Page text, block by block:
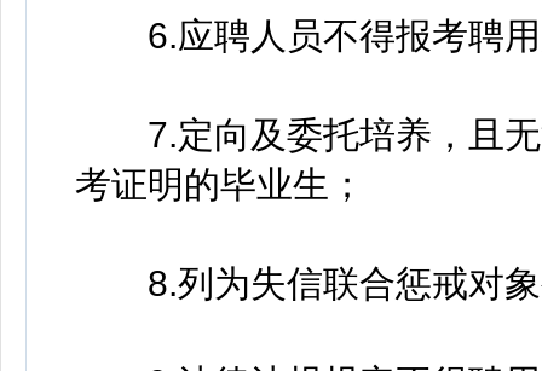
6.应聘人员不得报考聘用
7.定向及委托培养，且无
考证明的毕业生；
8.列为失信联合惩戒对象